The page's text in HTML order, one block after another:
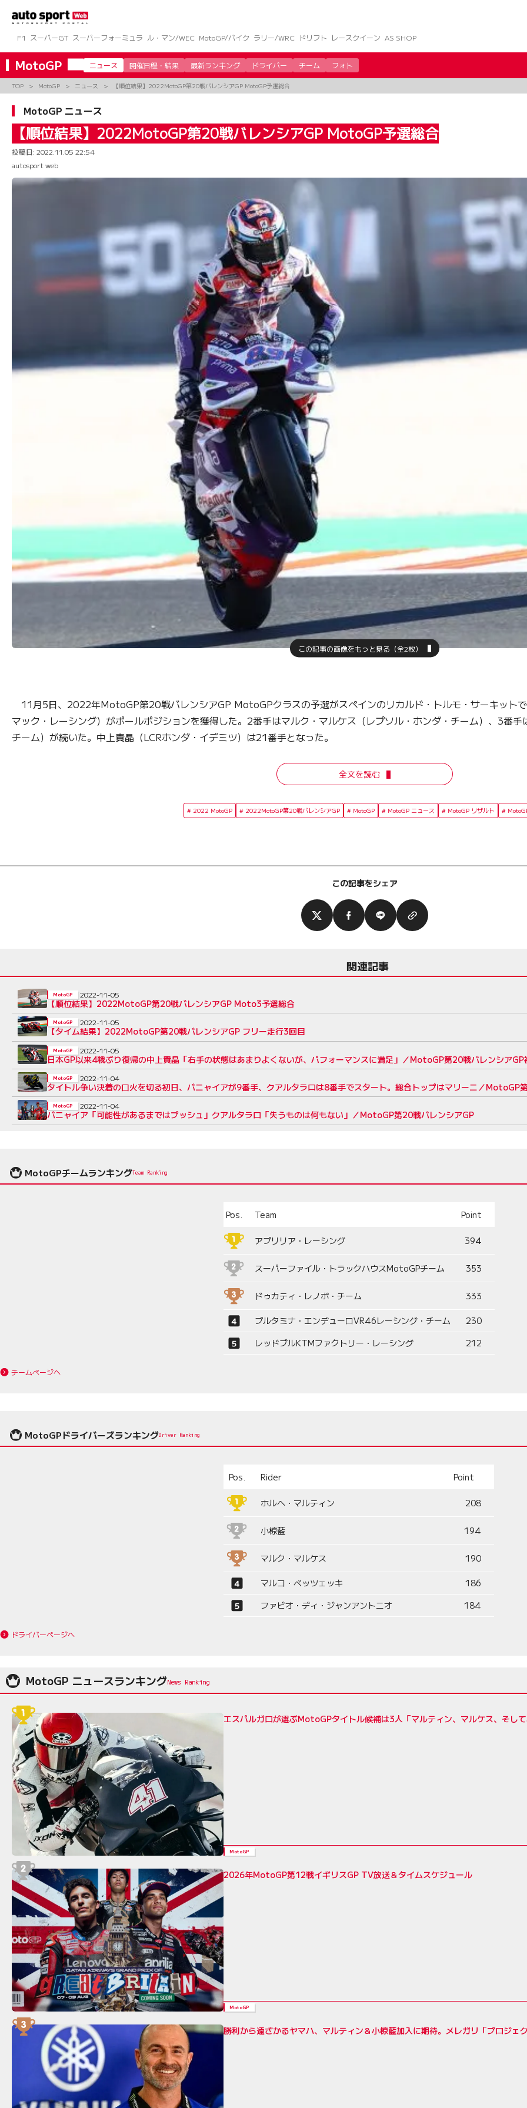
ツ
へ
ス
キ
ッ
F1 スーパーGT スーパーフォーミュラ ル・マン/WEC MotoGP/バイク ラリー/WRC ドリフト レースクイーン AS SHOP
MotoGP ニュース 開催日程・結果 最新ランキング ドライバー チーム フォト
TOP MotoGP ニュース 【順位結果】2022MotoGP第20戦バレンシアGP MotoGP予選総合
MotoGP ニュース
【順位結果】2022MotoGP第20戦バレンシアGP MotoGP予選総合
投稿日: 2022.11.05 22:54
autosport web
この記事の画像をもっと見る（全2枚）
11月5日、2022年MotoGP第20戦バレンシアGP MotoGPクラスの予選がスペインのリカルド・トルモ・サーキット
マック・レーシング）がポールポジションを獲得した。2番手はマルク・マルケス（レプソル・ホンダ・チーム）、3番
チーム）が続いた。中上貴晶（LCRホンダ・イデミツ）は21番手となった。
全文を読む
2022 MotoGP 2022MotoGP第20戦バレンシアGP MotoGP MotoGP ニュース MotoGP リザルト
この記事をシェア
関連記事
【順位結果】2022MotoGP第20戦バレンシアGP Moto3予選総合
MotoGP 2022-11-05
【タイム結果】2022MotoGP第20戦バレンシアGP フリー走行3回目
MotoGP 2022-11-05
日本GP以来4戦ぶり復帰の中上貴晶「右手の状態はあまりよくないが、パフォーマンスに満足」／MotoGP第20戦バレンシアGP
MotoGP 2022-11-05
タイトル争い決着の口火を切る初日、バニャイアが9番手、クアルタラロは8番手でスタート。総合トップはマリーニ／MotoGP
MotoGP 2022-11-04
バニャイア「可能性があるまではプッシュ」クアルタラロ「失うものは何もない」／MotoGP第20戦バレンシアGP
MotoGP 2022-11-04
MotoGPチームランキングTeam Ranking
Pos. Team Point
アプリリア・レーシング 394
スーパーファイル・トラックハウスMotoGPチーム 353
ドゥカティ・レノボ・チーム 333
プルタミナ・エンデューロVR46レーシング・チーム
230
レッドブルKTMファクトリー・レーシング
212
チームページへ
MotoGPドライバーズランキングDriver Ranking
Pos. Rider Point
ホルヘ・マルティン 208
小椋藍 194
マルク・マルケス 190
マルコ・ベッツェッキ
186
ファビオ・ディ・ジャンアントニオ
184
ドライバーページへ
MotoGP ニュースランキング
エスパルガロが選ぶMotoGPタイトル候補は3人「マルティン、マルケス、そし
MotoGP
2026年MotoGP第12戦イギリスGP TV放送＆タイムスケジュール
MotoGP
勝利から遠ざかるヤマハ、マルティン＆小椋藍加入に期待。メレガリ「プロジェ